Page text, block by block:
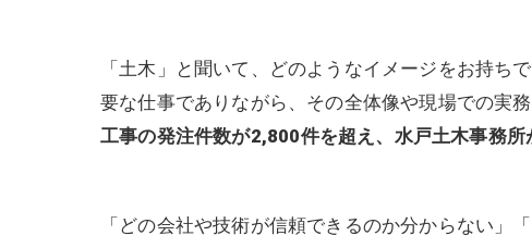
「土木」と聞いて、どのようなイメージをお持
要な仕事でありながら、その全体像や現場での実
工事の発注件数が2,800件を超え、水戸土木事務
「どの会社や技術が信頼できるのか分からない」